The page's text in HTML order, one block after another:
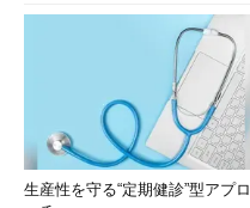
生産性を守る“定期健診”型アプロ